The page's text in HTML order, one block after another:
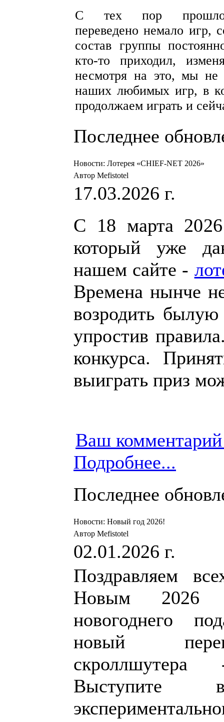
С тех пор
переведено немало игр,
состав группы
кто-то приходил,
несмотря на это, мы не
наших любимых игр, в
продолжаем играть и
Последнее
Новости: Лотерея «CHIEF-NET 2026»
Автор Mefistotel
17.03.2026 г.
С 18 марта 2026
который уже
нашем сайте -
Времена нынче
возродить
упростив
конкурса.
выиграть приз
Ваш
Подробнее...
Последнее
Новости: Новый год 2026!
Автор Mefistotel
02.01.2026 г.
Поздравляем
Новым 2026
новогоднего
новый